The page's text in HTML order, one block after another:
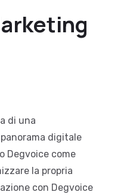
di una
digitale
Degvoice come
la propria
con Degvoice